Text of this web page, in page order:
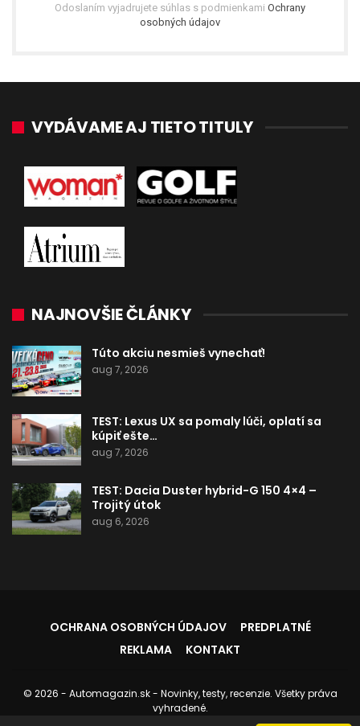
Odoslaním vyjadrujete súhlas s podmienkami Ochrany
osobných údajov
VYDÁVAME AJ TIETO TITULY
NAJNOVŠIE ČLÁNKY
Túto akciu nesmieš vynechať!
aug 7, 2026
TEST: Lexus UX sa pomaly lúči, oplatí sa
kúpiť ešte…
aug 7, 2026
TEST: Dacia Duster hybrid-G 150 4×4 –
Trojitý útok
aug 6, 2026
OCHRANA OSOBNÝCH ÚDAJOV
PREDPLATNÉ
REKLAMA
KONTAKT
© 2026 - Automagazin.sk - Novinky, testy, recenzie. Všetky práva
vyhradené.